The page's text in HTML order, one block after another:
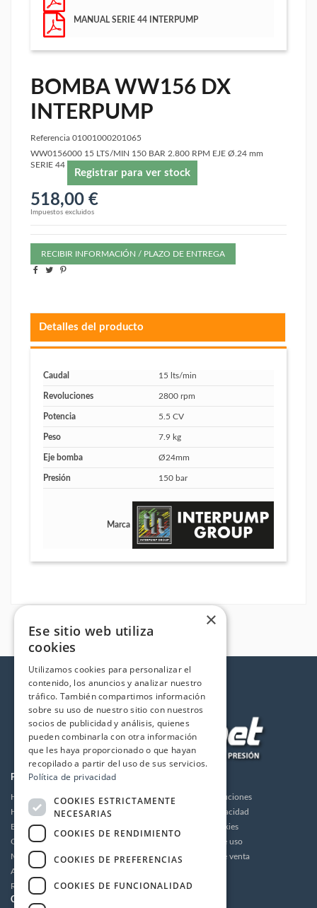
MANUAL SERIE 44 INTERPUMP
BOMBA WW156 DX
INTERPUMP
Referencia 01001000201065
WW0156000 15 LTS/MIN 150 BAR 2.800 RPM EJE Ø.24 mm
SERIE 44
Registrar para ver stock
518,00 €
Impuestos excluidos
RECIBIR INFORMACIÓN / PLAZO DE ENTREGA
Detalles del producto
Caudal 15 lts/min
Revoluciones 2800 rpm
Potencia 5.5 CV
Peso 7.9 kg
Eje bomba Ø24mm
Presión 150 bar
Marca
PRODUCTOS
Hidrolimpiadoras
Humidificación
Bombas de alta presión
Grupos motor bomba alta presión
Motores
Accesorios
Recambios / Repuestos
Envios y devoluciones
Política de privacidad
Política de cookies
Condiciones de uso
Condiciones de venta
CUENTA
×
Ese sitio web utiliza
cookies
Utilizamos cookies para personalizar el
contenido, los anuncios y analizar nuestro
tráfico. También compartimos información
sobre su uso de nuestro sitio con nuestros
socios de publicidad y análisis, quienes
pueden combinarla con otra información
que les haya proporcionado o que hayan
recopilado a partir del uso de sus servicios.
Política de privacidad
COOKIES ESTRICTAMENTE
NECESARIAS
COOKIES DE RENDIMIENTO
COOKIES DE PREFERENCIAS
COOKIES DE FUNCIONALIDAD